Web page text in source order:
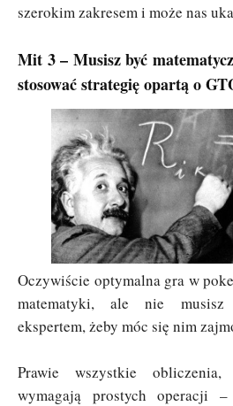
szerokim zakresem i może nas
Mit 3 – Musisz być
stosować strategię opartą o
Oczywiście optymalna gra w
matematyki, ale nie musisz
ekspertem, żeby móc się nim
Prawie wszystkie
wymagają prostych operacji